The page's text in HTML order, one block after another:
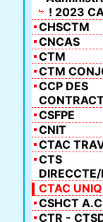
! 2023
CHSCTM
CNCAS
CTM
CTM
CCP DES
CSFPE
CNIT
CTAC
CTS
CTAC
CSHCT
CTR -